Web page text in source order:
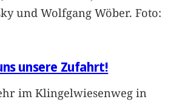
und Wolfgang Wöber. Foto:
unsere Zufahrt!
im Klingelwiesenweg in